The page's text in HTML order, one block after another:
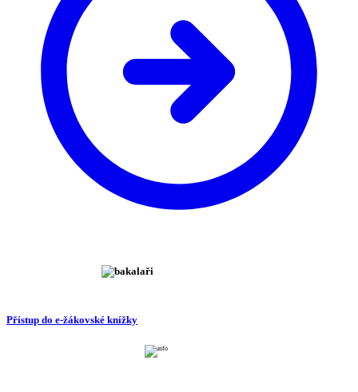
Přístup do e-žákovské knížky